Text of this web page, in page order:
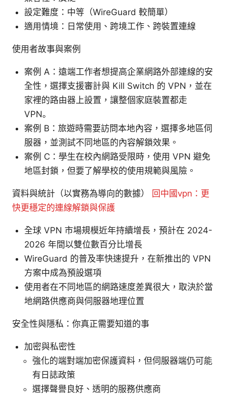
設定難度：中等（WireGuard 較簡單）
適用情境：日常使用、跨境工作、跨裝置連線
使用者故事與案例
案例 A：遠端工作者想提高企業網路外部連線的安
全性，選擇支援審計與 Kill Switch 的 VPN，並在
家裡的路由器上設置，讓整個家庭裝置都走
VPN。
案例 B：旅遊時需要訪問本地內容，選擇多地區伺
服器，並測試不同地區的內容解鎖效果。
案例 C：學生在校內網路受限時，使用 VPN 避免
地區封鎖，但要了解學校的使用規範與風險。
資料與統計（以實務為導向的數據） 回中國vpn：更
快更穩定的連線解鎖與保護
全球 VPN 市場規模近年持續增長，預計在 2024-
2026 年間以雙位數百分比增長
WireGuard 的普及率快速提升，在新推出的 VPN
方案中成為預設選項
使用者在不同地區的網路速度差異很大，取決於當
地網路供應商與伺服器地理位置
安全性與隱私：你真正需要知道的事
加密與私密性
強化的端對端加密保護資料，但伺服器端仍可能
有日誌政策
選擇聲譽良好、透明的服務供應商